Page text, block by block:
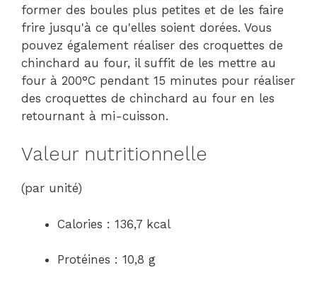
former des boules plus petites et de les faire
frire jusqu'à ce qu'elles soient dorées. Vous
pouvez également réaliser des croquettes de
chinchard au four, il suffit de les mettre au
four à 200°C pendant 15 minutes pour réaliser
des croquettes de chinchard au four en les
retournant à mi-cuisson.
Valeur nutritionnelle
(par unité)
Calories : 136,7 kcal
Protéines : 10,8 g